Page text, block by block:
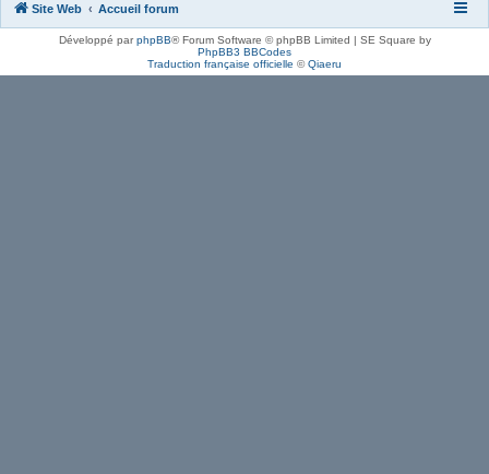
J’accepte
Site Web Accueil forum
Développé parphpBB® Forum Software © phpBB Limited | SE Square by
PhpBB3 BBCodes
Traduction française officielle ©Qiaeru